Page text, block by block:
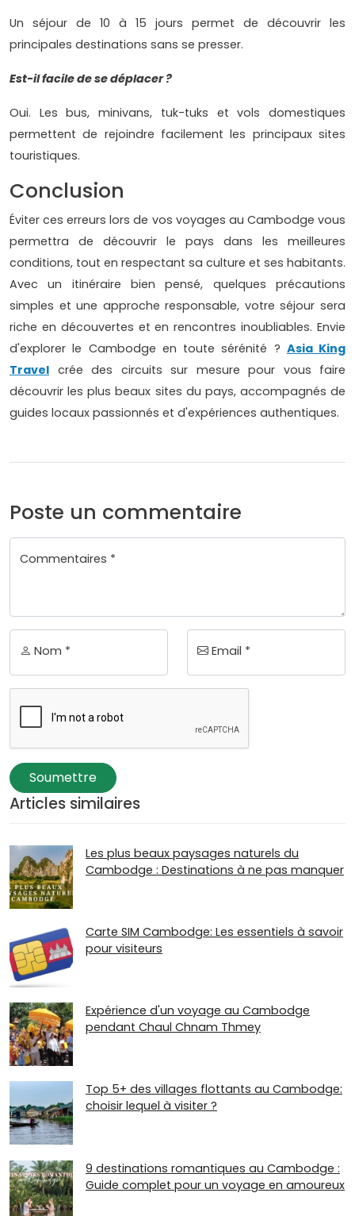
Un séjour de 10 à 15 jours permet de découvrir les
principales destinations sans se presser.
Est-il facile de se déplacer ?
Oui. Les bus, minivans, tuk-tuks et vols domestiques
permettent de rejoindre facilement les principaux sites
touristiques.
Conclusion
Éviter ces erreurs lors de vos voyages au Cambodge vous
permettra de découvrir le pays dans les meilleures
conditions, tout en respectant sa culture et ses habitants.
Avec un itinéraire bien pensé, quelques précautions
simples et une approche responsable, votre séjour sera
riche en découvertes et en rencontres inoubliables. Envie
d'explorer le Cambodge en toute sérénité ? Asia King
Travel crée des circuits sur mesure pour vous faire
découvrir les plus beaux sites du pays, accompagnés de
guides locaux passionnés et d'expériences authentiques.
Poste un commentaire
Commentaires *
Nom * Email *
Soumettre
Articles similaires
Les plus beaux paysages naturels du
Cambodge : Destinations à ne pas manquer
Carte SIM Cambodge: Les essentiels à savoir
pour visiteurs
Expérience d'un voyage au Cambodge
pendant Chaul Chnam Thmey
Top 5+ des villages flottants au Cambodge:
choisir lequel à visiter ?
9 destinations romantiques au Cambodge :
Guide complet pour un voyage en amoureux